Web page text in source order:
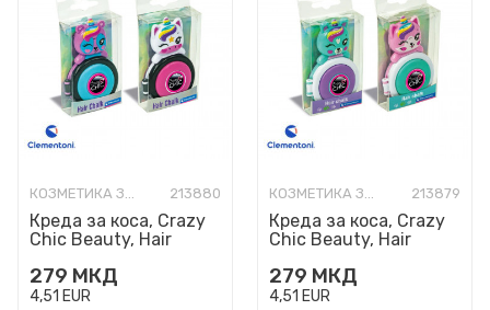
КОЗМЕТИКА ЗА ДЕЦА 213880
Креда за коса, Crazy
Chic Beauty, Hair
279 МКД
4,51 EUR
КОЗМЕТИКА ЗА ДЕЦА 213879
Креда за коса, Crazy
Chic Beauty, Hair
279 МКД
4,51 EUR